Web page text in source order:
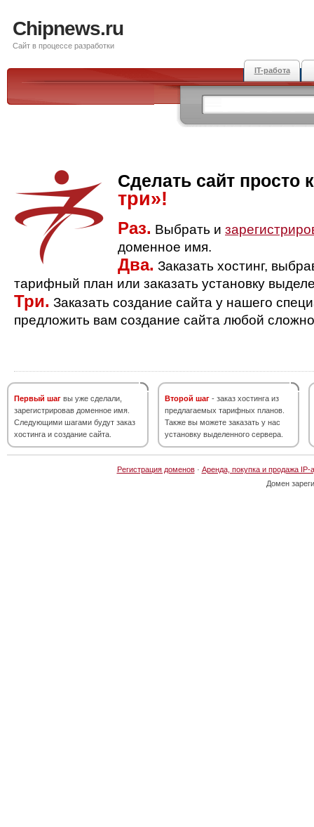
Chipnews.ru
Сайт в процессе разработки
IT-работа
Сделать сайт просто
три»!
Раз. Выбрать и
доменное имя.
Два. Заказать хостинг,
тарифный план или заказать установку
Три. Заказать создание сайта у нашего
предложить вам создание сайта любой
Первый шаг вы уже сделали,
зарегистрировав доменное имя.
Следующими шагами будут заказ
хостинга и создание сайта.
Второй шаг - заказ хостинга из
предлагаемых тарифных планов.
Также вы можете заказать у нас
установку выделенного сервера.
Регистрация доменов· Аренда, покупка и продажа IP-
Домен